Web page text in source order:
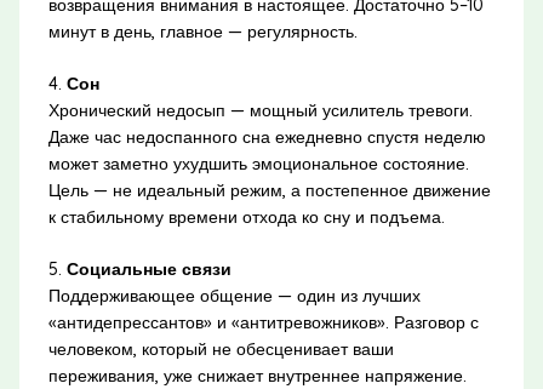
возвращения внимания в настоящее. Достаточно 5–10
минут в день, главное — регулярность.
4. Сон
Хронический недосып — мощный усилитель тревоги.
Даже час недоспанного сна ежедневно спустя неделю
может заметно ухудшить эмоциональное состояние.
Цель — не идеальный режим, а постепенное движение
к стабильному времени отхода ко сну и подъема.
5. Социальные связи
Поддерживающее общение — один из лучших
«антидепрессантов» и «антитревожников». Разговор с
человеком, который не обесценивает ваши
переживания, уже снижает внутреннее напряжение.